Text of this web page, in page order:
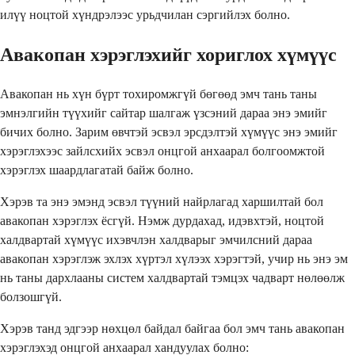
илүү ноцтой хүндрэлээс урьдчилан сэргийлэх болно.
Авакопан хэрэглэхийг хориглох хүмүүс
Авакопан нь хүн бүрт тохиромжгүй бөгөөд эмч тань таны
эмнэлгийн түүхийг сайтар шалгаж үзсэний дараа энэ эмийг
бичих болно. Зарим өвчтэй эсвэл эрсдэлтэй хүмүүс энэ эмийг
хэрэглэхээс зайлсхийх эсвэл онцгой анхаарал болгоомжтой
хэрэглэх шаардлагатай байж болно.
Хэрэв та энэ эмэнд эсвэл түүний найрлагад харшилтай бол
авакопан хэрэглэх ёсгүй. Нэмж дурдахад, идэвхтэй, ноцтой
халдвартай хүмүүс ихэвчлэн халдварыг эмчилсний дараа
авакопан хэрэглэж эхлэх хүртэл хүлээх хэрэгтэй, учир нь энэ эм
нь таны дархлааны систем халдвартай тэмцэх чадварт нөлөөлж
болзошгүй.
Хэрэв танд эдгээр нөхцөл байдал байгаа бол эмч тань авакопан
хэрэглэхэд онцгой анхаарал хандуулах болно: